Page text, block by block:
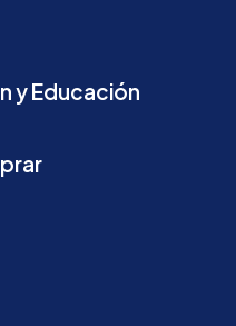
y Educación